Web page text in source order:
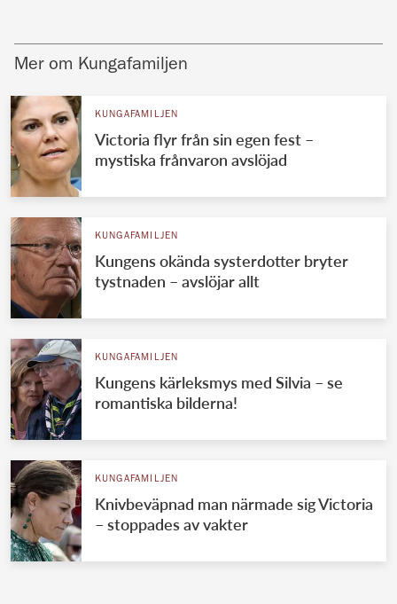
Mer om Kungafamiljen
KUNGAFAMILJEN
Victoria flyr från sin egen fest –
mystiska frånvaron avslöjad
KUNGAFAMILJEN
Kungens okända systerdotter bryter
tystnaden – avslöjar allt
KUNGAFAMILJEN
Kungens kärleksmys med Silvia – se
romantiska bilderna!
KUNGAFAMILJEN
Knivbeväpnad man närmade sig Victoria
– stoppades av vakter